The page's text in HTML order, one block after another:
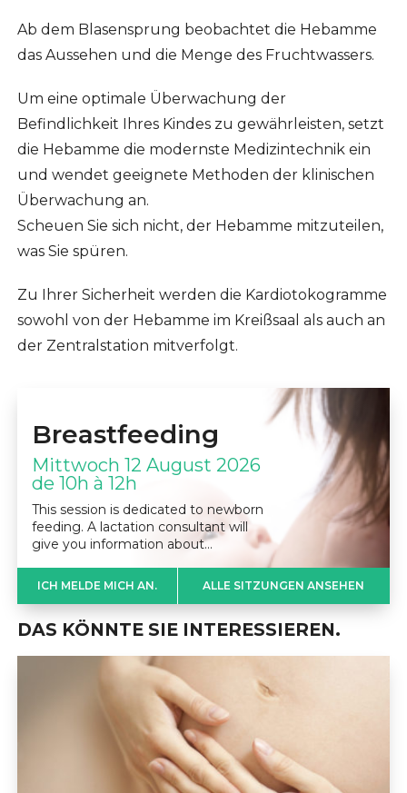
Ab dem Blasensprung beobachtet die Hebamme
das Aussehen und die Menge des Fruchtwassers.
Um eine optimale Überwachung der
Befindlichkeit Ihres Kindes zu gewährleisten, setzt
die Hebamme die modernste Medizintechnik ein
und wendet geeignete Methoden der klinischen
Überwachung an.
Scheuen Sie sich nicht, der Hebamme mitzuteilen,
was Sie spüren.
Zu Ihrer Sicherheit werden die Kardiotokogramme
sowohl von der Hebamme im Kreißsaal als auch an
der Zentralstation mitverfolgt.
Breastfeeding
Mittwoch 12 August 2026
de 10h à 12h
This session is dedicated to newborn
feeding. A lactation consultant will
give you information about…
ICH MELDE MICH AN. ALLE SITZUNGEN ANSEHEN
DAS KÖNNTE SIE INTERESSIEREN.